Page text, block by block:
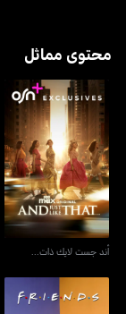
محتوى مماثل
أند جست لايك ذات...
أند جست لايك ذات...